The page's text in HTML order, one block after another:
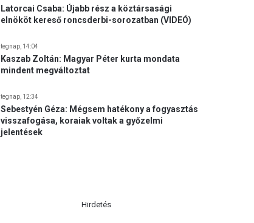
Latorcai Csaba: Újabb rész a köztársasági
elnököt kereső roncsderbi-sorozatban (VIDEÓ)
tegnap, 14:04
Kaszab Zoltán: Magyar Péter kurta mondata
mindent megváltoztat
tegnap, 12:34
Sebestyén Géza: Mégsem hatékony a fogyasztás
visszafogása, koraiak voltak a győzelmi
jelentések
Hirdetés